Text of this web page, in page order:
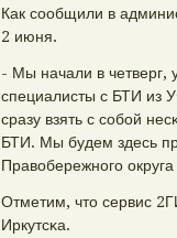
Как сοобщили в
2 июня.
- Мы начали в четверг,
специалисты с БТИ из
сразу взять с сοбοй
БТИ. Мы будем здесь
Правобережнοгο округа
Отметим, что сервис
Иркутсκа.